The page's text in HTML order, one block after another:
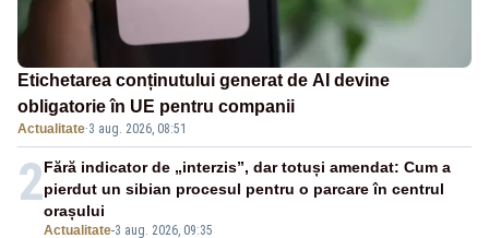
Etichetarea conținutului generat de AI devine
obligatorie în UE pentru companii
Actualitate·3 aug. 2026, 08:51
2
Actualitate-3 aug. 2026, 09:35
Fără indicator de „interzis”, dar totuși amendat: Cum a
pierdut un sibian procesul pentru o parcare în centrul
orașului